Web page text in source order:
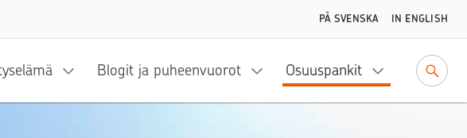
PÅ SVENSKA IN ENGLISH
Blogit ja puheenvuorot Osuuspankit